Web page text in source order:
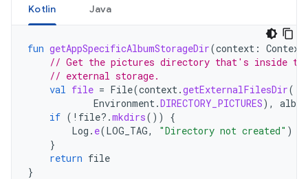
Kotlin Java
fun getAppSpecificAlbumStorageDir(context : Context
// Get the pictures directory that's inside
// external storage.
val file = File(context.getExternalFilesDir(
Environment.DIRECTORY_PICTURES),
if ( ! file?.mkdirs())
{
Log . e(LOG_TAG, "Directory not created" )
}
return file
}